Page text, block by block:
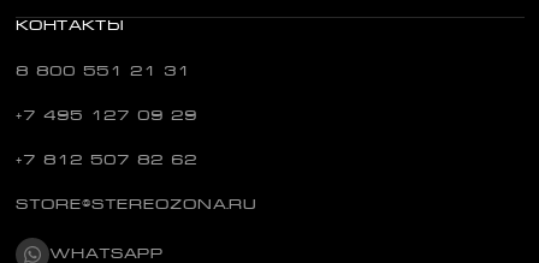
КОНТАКТЫ
8 800 551 21 31
+7 495 127 09 29
+7 812 507 82 62
STORE@STEREOZONA.RU
WHATSAPP